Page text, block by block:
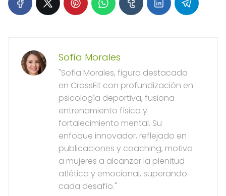
Sofía Morales
"Sofia Morales, figura destacada
en CrossFit con profundización en
psicología deportiva, fusiona
entrenamiento físico y
fortalecimiento mental. Su
enfoque innovador, reflejado en
publicaciones y coaching, motiva
a mujeres a alcanzar la plenitud
atlética y emocional, superando
cada desafío."